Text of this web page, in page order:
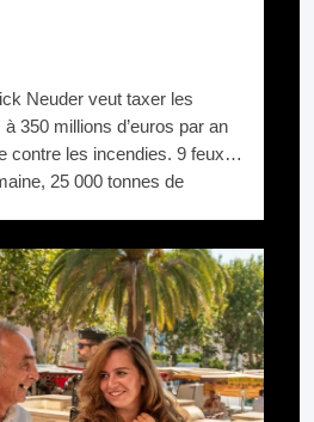
Neuder veut taxer les
350 millions d’euros par an
contre les incendies. 9 feux
25 000 tonnes de